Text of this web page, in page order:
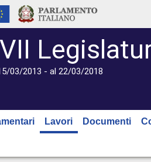
03/2013 - al 22/03/2018
Lavori Documenti